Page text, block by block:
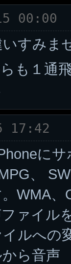
00:00
すみま
も１通
17:42
に
、
WMA、
ァイル
ルへの
ら音声